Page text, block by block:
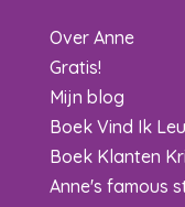
Over Anne
Gratis!
Mijn blog
Boek Vind Ik
Boek Klanten
Anne's famous